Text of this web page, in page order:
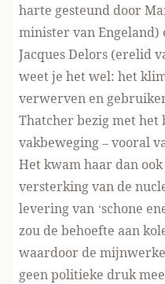
harte gesteund door
minister van Engeland)
Jacques Delors (erelid
weet je het wel: het
verwerven en
Thatcher bezig met het
vakbeweging – vooral
Het kwam haar dan
versterking van de
levering van ‘schone
zou de behoefte aan
waardoor de
geen politieke druk